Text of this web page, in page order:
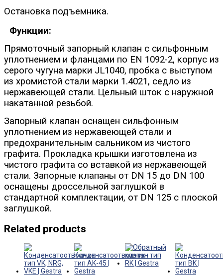
Остановка подъемника.
Функции:
Прямоточный запорный клапан с сильфонным
уплотнением и фланцами по EN 1092-2, корпус из
серого чугуна марки JL1040, пробка с выступом
из хромистой стали марки 1.4021, седло из
нержавеющей стали. Цельный шток с наружной
накатанной резьбой.
Запорный клапан оснащен сильфонным
уплотнением из нержавеющей стали и
предохранительным сальником из чистого
графита. Прокладка крышки изготовлена из
чистого графита со вставкой из нержавеющей
стали. Запорные клапаны от DN 15 до DN 100
оснащены дроссельной заглушкой в
стандартной комплектации, от DN 125 с плоской
заглушкой.
Related products